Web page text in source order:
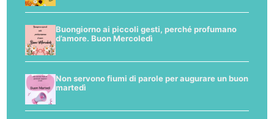
Buongiorno ai piccoli gesti, perché profumano
d’amore. Buon Mercoledì
Non servono fiumi di parole per augurare un buon
martedì